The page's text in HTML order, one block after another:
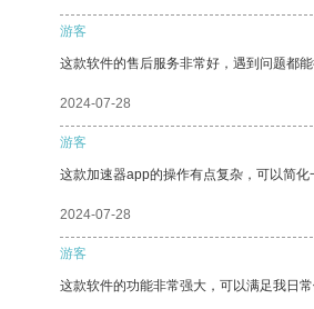
游客
这款软件的售后服务非常好，遇到问题都能
2024-07-28
游客
这款加速器app的操作有点复杂，可以简
2024-07-28
游客
这款软件的功能非常强大，可以满足我日常